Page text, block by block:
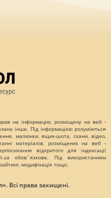
на інформацію, розміщену на веб -
інше. Під інформацією розуміються
малюнки, ящик-шота, скани, відео,
матеріалів, розміщених на веб -
відкритого для індексації
обов`язкове. Під використанням
модифікація тощо.
Всі права захищені.